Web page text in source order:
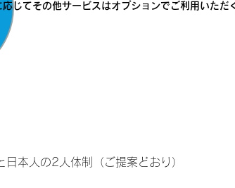
応じてその他サービスはオプションでご利用いただ
本人の2人体制（ご提案どおり）